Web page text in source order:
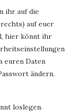
ihr auf die
auf euer
hier könnt ihr
euren Daten
ändern.
loslegen.